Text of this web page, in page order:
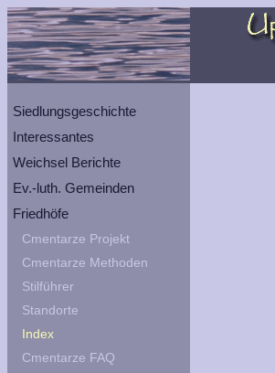
Siedlungsgeschichte
Interessantes
Weichsel Berichte
Ev.-luth. Gemeinden
Friedhöfe
Cmentarze Projekt
Cmentarze Methoden
Stilführer
Standorte
Index
Cmentarze FAQ